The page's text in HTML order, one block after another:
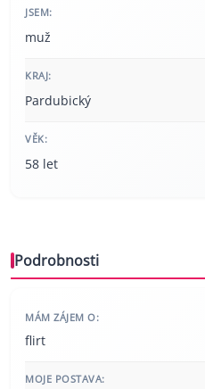
JSEM:
muž
KRAJ:
Pardubický
VĚK:
58 let
Podrobnosti
MÁM ZÁJEM O:
flirt
MOJE POSTAVA: